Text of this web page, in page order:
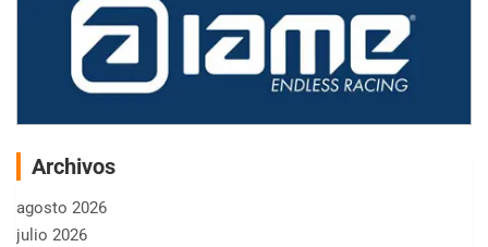
Archivos
agosto 2026
julio 2026